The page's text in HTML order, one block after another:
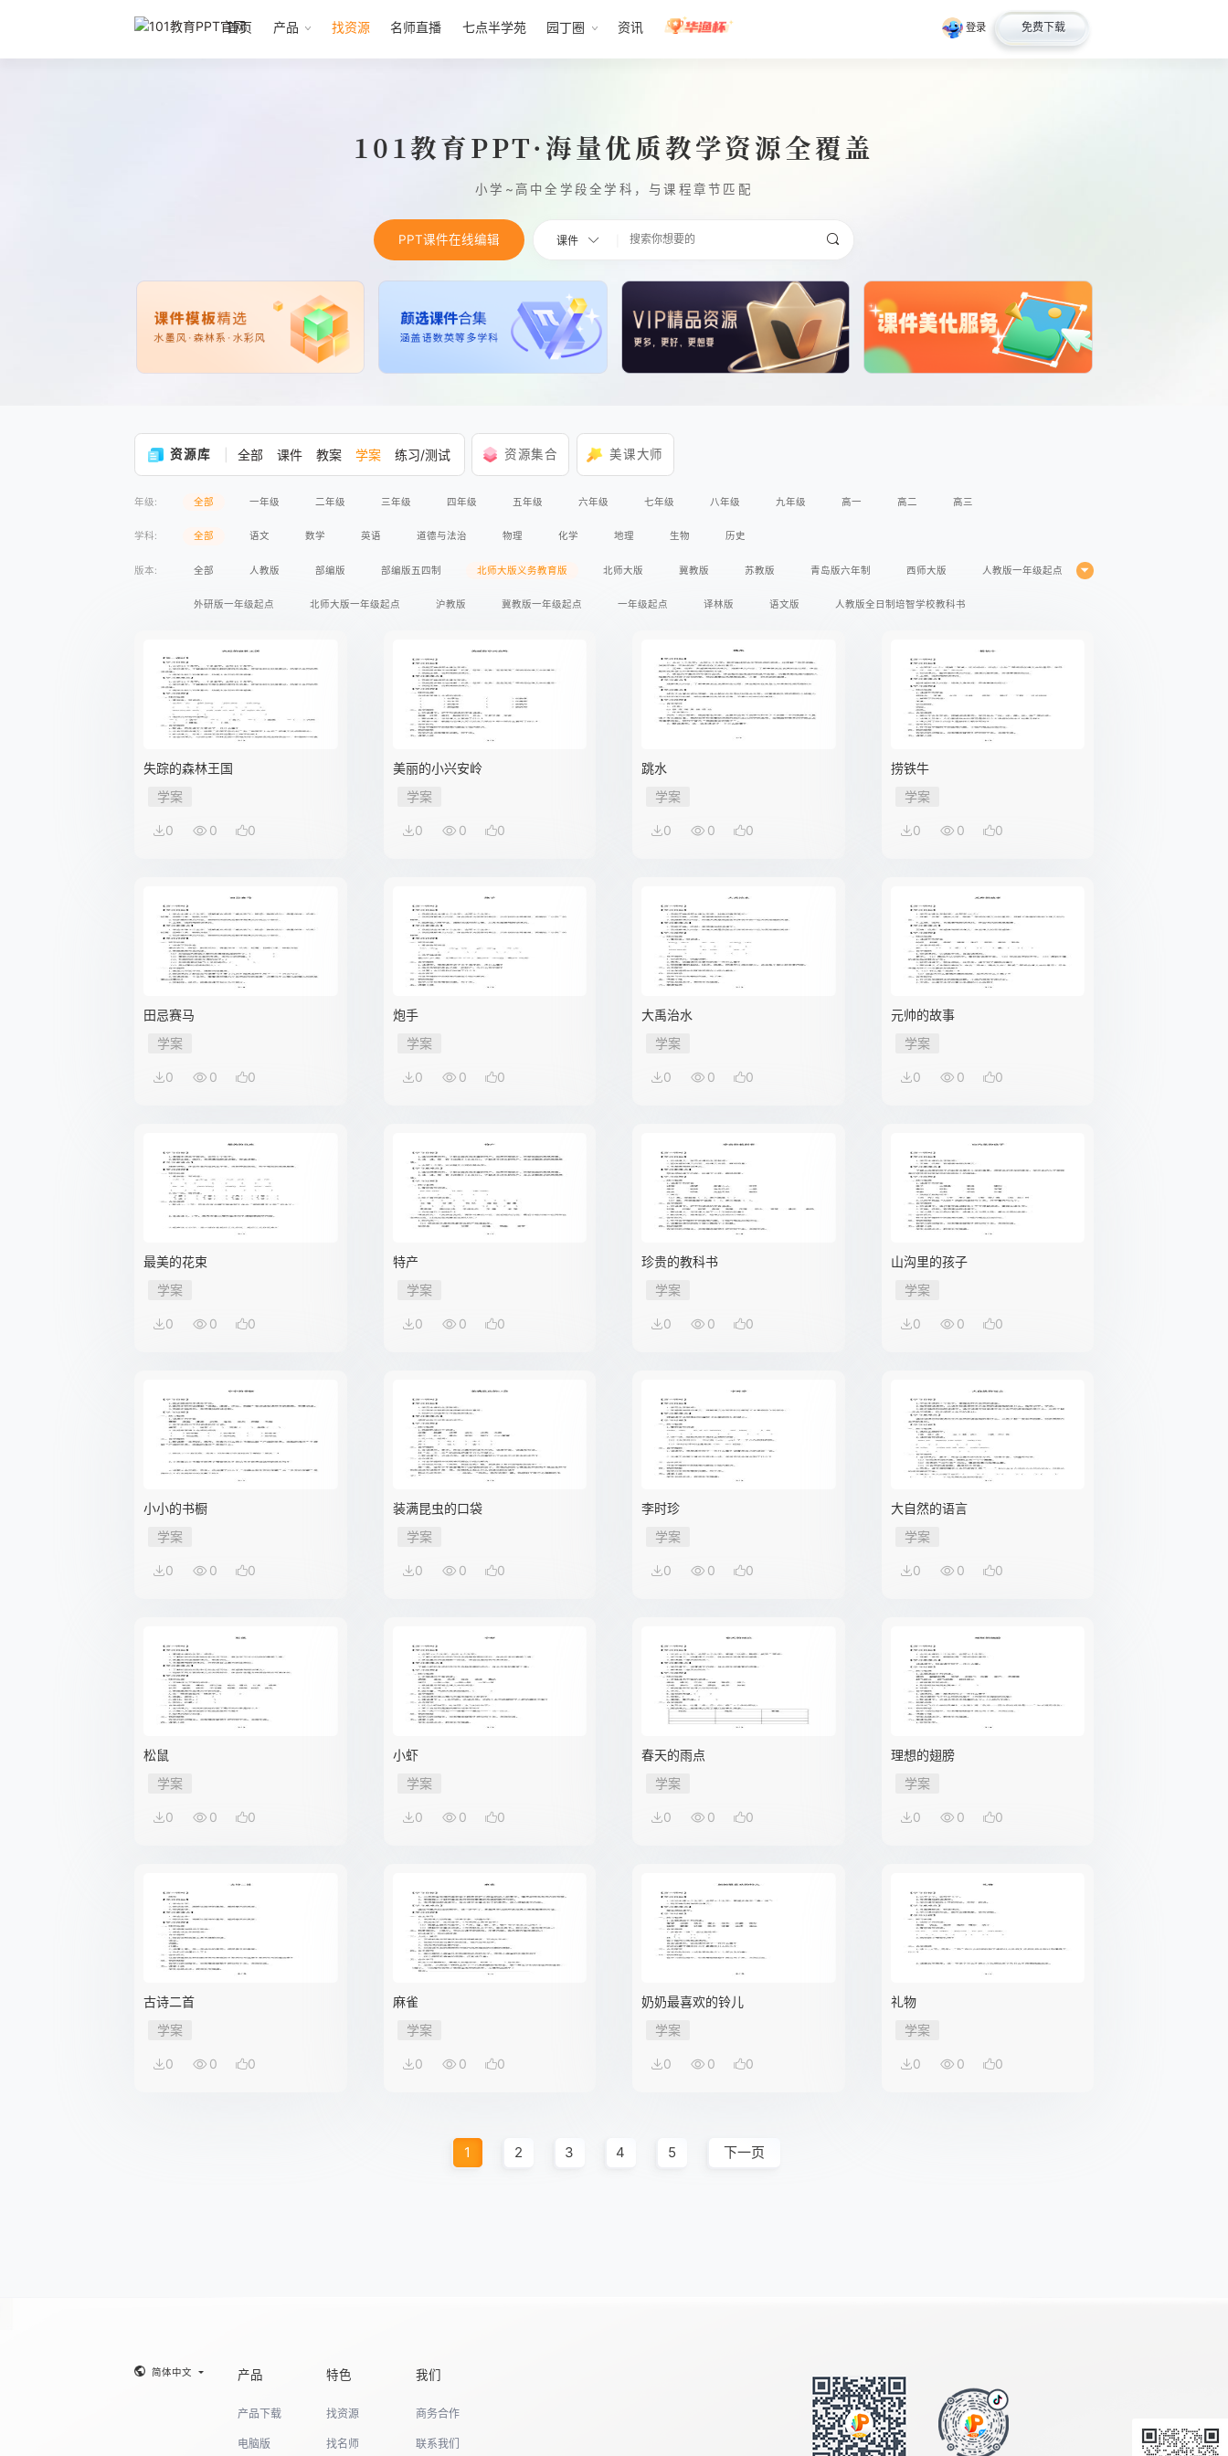
首页 产品 找资源 名师直播 七点半学苑 园丁圈 资讯 登录 免费下载
101教育PPT·海量优质教学资源全覆盖
小学~高中全学段全学科，与课程章节匹配
PPT课件在线编辑 课件
资源库 全部 课件 教案 学案 练习/测试 资源集合 美课大师
年级: 全部 一年级 二年级 三年级 四年级 五年级 六年级 七年级 八年级 九年级 高一 高二 高三
学科: 全部 语文 数学 英语 道德与法治 物理 化学 地理 生物 历史
版本: 全部 人教版 部编版 部编版五四制 北师大版义务教育版 北师大版 冀教版 苏教版 青岛版六年制 西师大版 人教版一年级起点
外研版一年级起点 北师大版一年级起点 沪教版 冀教版一年级起点 一年级起点 译林版 语文版 人教版全日制培智学校教科书
人民版义务教育版 湘教版 商务印书馆 星球地图出版社 华师大版 上海科学技术出版社 仁爱版 人教版五四学制
鲁教版五四制 科学出版社 广东教育出版社 人教版全日制聋校实验教材
苏教版2017课标 人民出版社 教科版2017课标 外研版2017课标
高等教育出版社
失踪的森林王国
学案
0 0 0
美丽的小兴安岭
学案
0 0 0
跳水
学案
0 0 0
捞铁牛
学案
0 0 0
田忌赛马
学案
0 0 0
炮手
学案
0 0 0
大禹治水
学案
0 0 0
元帅的故事
学案
0 0 0
最美的花束
学案
0 0 0
特产
学案
0 0 0
珍贵的教科书
学案
0 0 0
山沟里的孩子
学案
0 0 0
小小的书橱
学案
0 0 0
装满昆虫的口袋
学案
0 0 0
李时珍
学案
0 0 0
大自然的语言
学案
0 0 0
松鼠
学案
0 0 0
小虾
学案
0 0 0
春天的雨点
学案
0 0 0
理想的翅膀
学案
0 0 0
古诗二首
学案
0 0 0
麻雀
学案
0 0 0
奶奶最喜欢的铃儿
学案
0 0 0
礼物
学案
0 0 0
1 2 3 4 5 下一页
简体中文 产品
产品下载
电脑版
特色
找资源
找名师
我们
商务合作
联系我们